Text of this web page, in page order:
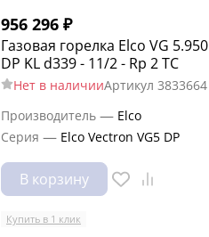
956 296 ₽
Газовая горелка Elco VG 5.950
DP KL d339 - 11/2 - Rp 2 TC
Нет в наличииАртикул 3833664
Производитель — Elco
Серия — Elco Vectron VG5 DP
В корзину
Купить в 1 клик